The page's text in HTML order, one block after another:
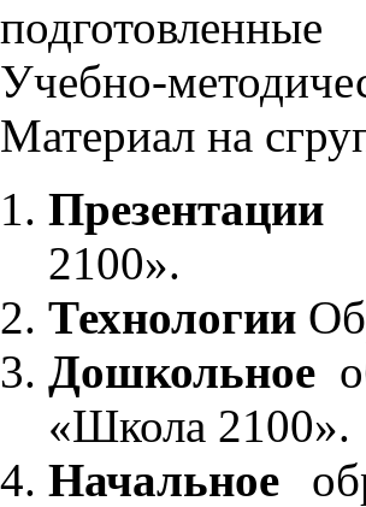
Учебно-
Материал на
Презентации
2100».
Технологии
Дошкольное
«Школа 2100».
Начальное